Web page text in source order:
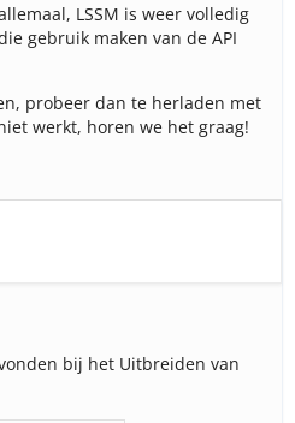
LSSM is weer volledig
gebruik maken van de API
probeer dan te herladen met
werkt, horen we het graag!
bij het Uitbreiden van